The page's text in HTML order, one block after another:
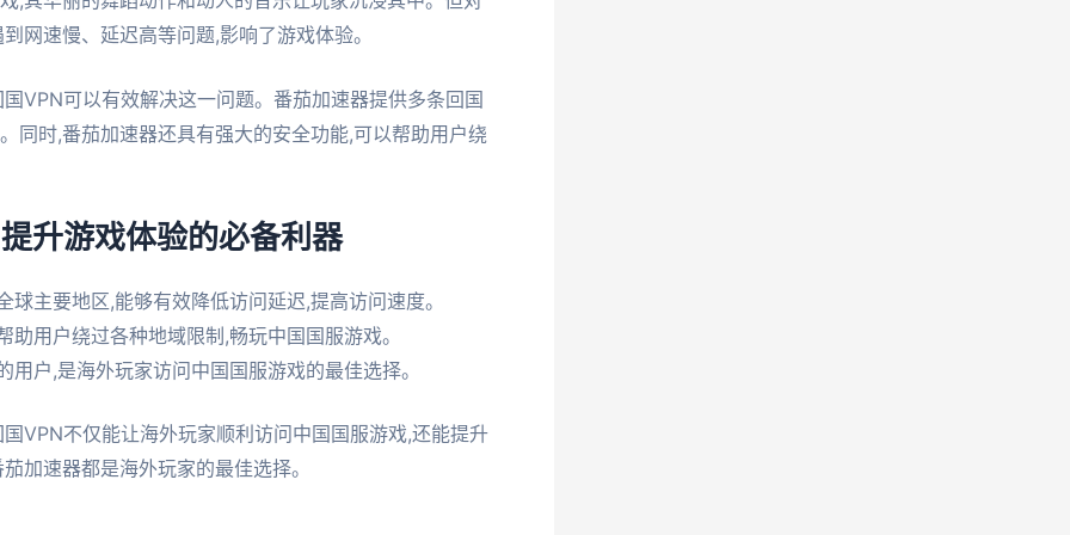
网速慢、延迟高等问题,影响了游戏体验。
VPN可以有效解决这一问题。番茄加速器提供多条回国
同时,番茄加速器还具有强大的安全功能,可以帮助用户绕
升游戏体验的必备利器
主要地区,能够有效降低访问延迟,提高访问速度。
用户绕过各种地域限制,畅玩中国国服游戏。
户,是海外玩家访问中国国服游戏的最佳选择。
VPN不仅能让海外玩家顺利访问中国国服游戏,还能提升
加速器都是海外玩家的最佳选择。